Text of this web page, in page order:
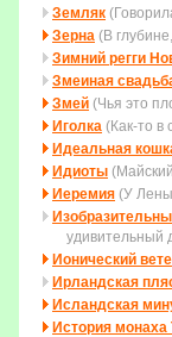
Земляк
Зерна (В
Зимний регги
Змеиная
Змей (Чья это
Иголка (Как-то в
Идеальная
Идиоты
Иеремия (У Лены
удивительный
Ионический
Ирландская
Исландская
История